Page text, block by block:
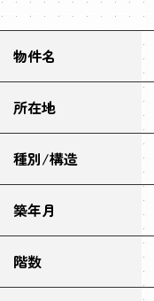
物件名
所在地
種別/構造
築年月
階数